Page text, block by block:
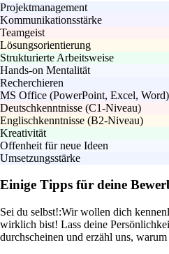
Projektmanagement
Kommunikationsstärke
Teamgeist
Lösungsorientierung
Strukturierte Arbeitsweise
Hands-on Mentalität
Recherchieren
MS Office (PowerPoint, Excel, Word)
Deutschkenntnisse (C1-Niveau)
Englischkenntnisse (B2-Niveau)
Kreativität
Offenheit für neue Ideen
Umsetzungsstärke
Einige Tipps für deine
Sei du selbst!:Wir wollen dich
wirklich bist! Lass deine
durchscheinen und erzähl uns,